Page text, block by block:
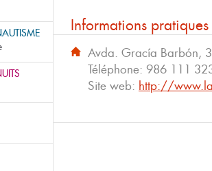
Informations pratiques
Avda. Gracía Barbón,
Téléphone: 986 111
Site web: http://